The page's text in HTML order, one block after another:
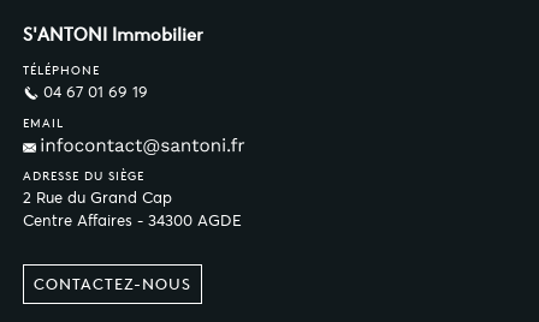
S'ANTONI Immobilier
TÉLÉPHONE
04 67 01 69 19
EMAIL
ADRESSE DU SIÈGE
2 Rue du Grand Cap
Centre Affaires - 34300 AGDE
CONTACTEZ-NOUS